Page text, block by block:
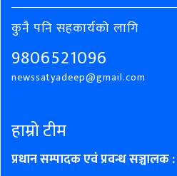
कुनै पनि सहकार्यको लागि
9806521096
newssatyadeep@gmail.com
हाम्रो टीम
प्रधान सम्पादक एवं प्रवन्ध सञ्चालक :